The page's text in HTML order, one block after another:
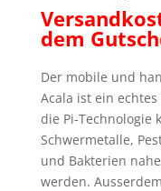
dem
Der mobile und
Acala ist ein
die Pi-Technologie
Schwermetalle,
und Bakterien
werden.